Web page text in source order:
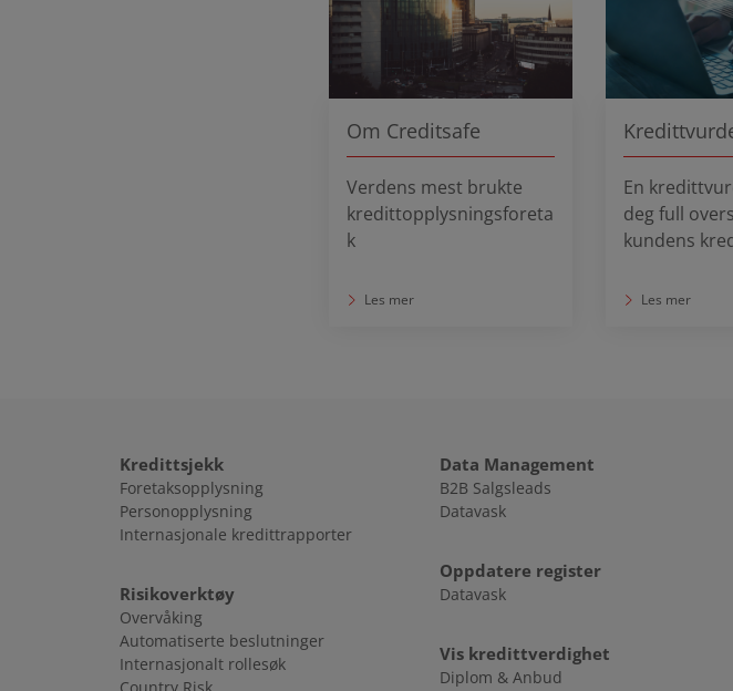
Om Creditsafe
Verdens mest brukte
kredittopplysningsforeta
k
Les mer
En
deg full
kundens
Les mer
Kredittsjekk
Foretaksopplysning
Personopplysning
Internasjonale kredittrapporter
Risikoverktøy
Overvåking
Automatiserte beslutninger
Internasjonalt rollesøk
Data Management
B2B Salgsleads
Datavask
Oppdatere register
Datavask
Vis kredittverdighet
Diplom & Anbud